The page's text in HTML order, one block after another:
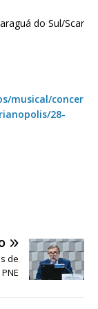
do Sul/Scar
musical/concer
28-
de